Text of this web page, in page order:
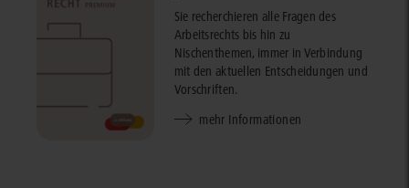
Sie recherchieren alle Fragen des
Arbeitsrechts bis hin zu
Nischenthemen, immer in Verbindung
mit den aktuellen Entscheidungen und
Vorschriften.
mehr Informationen